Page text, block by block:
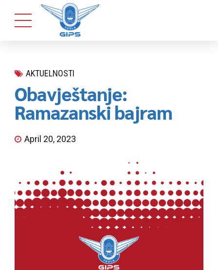
AKTUELNOSTI
Obavještanje:
Ramazanski bajram
April 20, 2023